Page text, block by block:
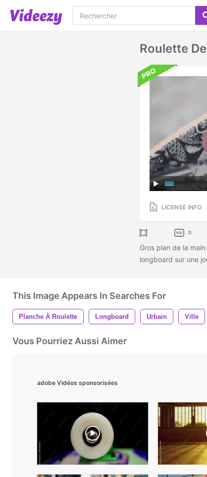
Roulette
LICENSE INFO
0
Gros plan de la
longboard sur une
This Image Appears In Searches For
Planche À Roulette Longboard Urbain Ville
Vous Pourriez Aussi Aimer
adobe Vidéos sponsorisées